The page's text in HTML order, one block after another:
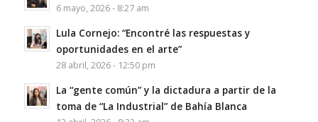
6 mayo, 2026 - 8:27 am
Lula Cornejo: “Encontré las respuestas y
oportunidades en el arte”
28 abril, 2026 - 12:50 pm
La “gente común” y la dictadura a partir de la
toma de “La Industrial” de Bahía Blanca